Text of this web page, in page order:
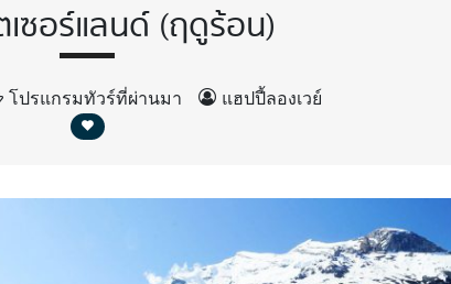
ซอร์แลนด์ (ฤดูร้อน)
โปรแกรมทัวร์ที่ผ่านมา แฮปปี้ลองเวย์